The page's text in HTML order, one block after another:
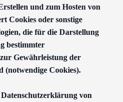
und zum Hosten von
Cookies oder sonstige
die für die Darstellung
bestimmter
Gewährleistung der
(notwendige Cookies).
von